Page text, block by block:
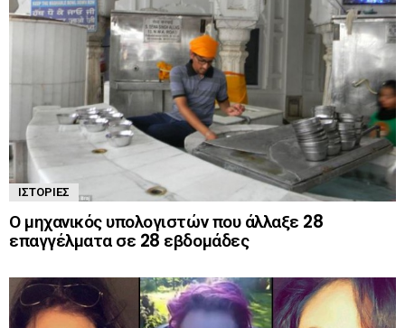
ΙΣΤΟΡΊΕΣ
Ο μηχανικός υπολογιστών που άλλαξε 28
επαγγέλματα σε 28 εβδομάδες